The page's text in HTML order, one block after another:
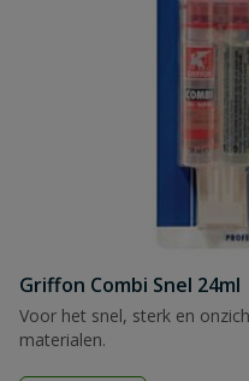
Griffon Combi Snel 24ml
Voor het snel, sterk en
materialen.